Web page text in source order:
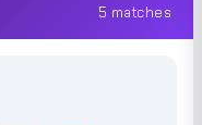
5 matches